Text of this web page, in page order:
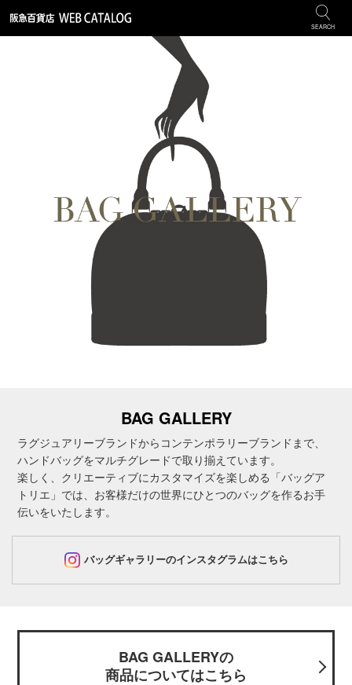
SEARCH
BAG GALLERY
ラグジュアリーブランドからコンテンポラリーブランドまで、
ハンドバッグをマルチグレードで取り揃えています。
楽しく、クリエーティブにカスタマイズを楽しめる「バッグア
トリエ」では、お客様だけの世界にひとつのバッグを作るお手
伝いをいたします。
バッグギャラリーのインスタグラムはこちら
BAG GALLERYの
商品についてはこちら